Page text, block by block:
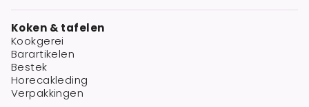
Koken & tafelen
Kookgerei
Barartikelen
Bestek
Horecakleding
Verpakkingen